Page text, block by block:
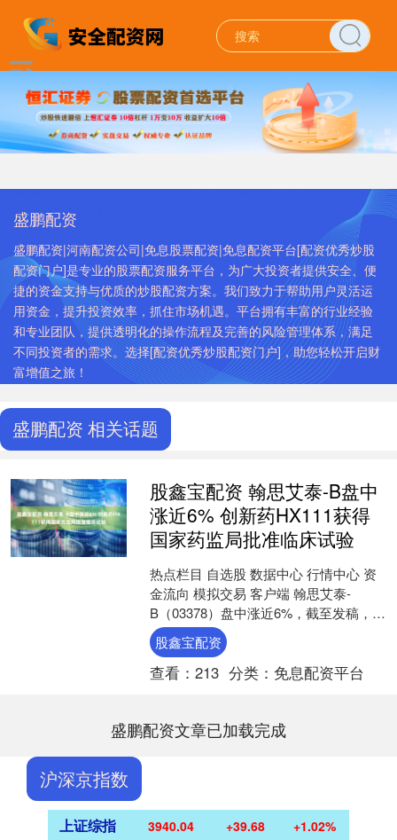
盛鹏配资
盛鹏配资|河南配资公司|免息股票配资|免息配资平台[配资优秀炒股
配资门户]是专业的股票配资服务平台，为广大投资者提供安全、便
捷的资金支持与优质的炒股配资方案。我们致力于帮助用户灵活运
用资金，提升投资效率，抓住市场机遇。平台拥有丰富的行业经验
和专业团队，提供透明化的操作流程及完善的风险管理体系，满足
不同投资者的需求。选择[配资优秀炒股配资门户]，助您轻松开启财
富增值之旅！
盛鹏配资 相关话题
股鑫宝配资 翰思艾泰-B盘中
涨近6% 创新药HX111获得
国家药监局批准临床试验
热点栏目 自选股 数据中心 行情中心 资
金流向 模拟交易 客户端 翰思艾泰-
B（03378）盘中涨近6%，截至发稿，股
价上涨2.33%，现报17.60港元，成交....
股鑫宝配资
查看： 213 分类： 免息配资平台
盛鹏配资文章已加载完成
沪深京指数
上证综指 3940.04 +39.68 +1.02%